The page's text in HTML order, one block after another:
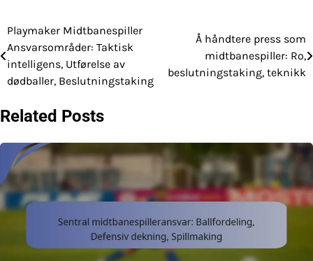
Post
navigation
Playmaker Midtbanespiller
Ansvarsområder: Taktisk
intelligens, Utførelse av
dødballer, Beslutningstaking
Å håndtere press som
midtbanespiller: Ro,
beslutningstaking, teknikk
Related Posts